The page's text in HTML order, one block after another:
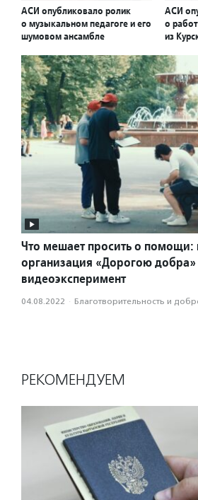
АСИ опубликовало ролик
о музыкальном педагоге и его
шумовом ансамбле
АСИ
о
из
Что мешает просить о помощи:
организация «Дорогою добра»
видеоэксперимент
04.08.2022 · Благотвори­тель­ность и
РЕКОМЕНДУЕМ